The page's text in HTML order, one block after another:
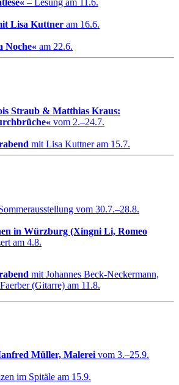
Lisa Kuttner am 16.6.
Noche« am 22.6.
Straub & Matthias Kraus:
vom 2.–24.7.
mit Lisa Kuttner am 15.7.
vom 30.7.–28.8.
in Würzburg (Xingni Li, Romeo
am 4.8.
mit Johannes Beck-Neckermann,
(Gitarre) am 11.8.
Müller, Malerei vom 3.–25.9.
im Spitäle am 15.9.